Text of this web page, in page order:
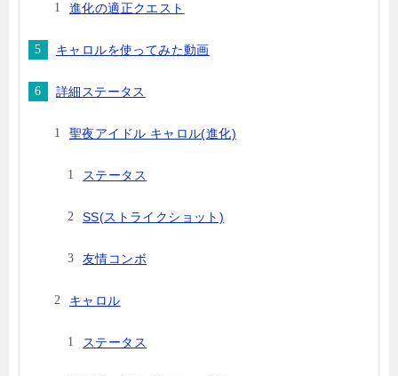
進化の適正クエスト
キャロルを使ってみた動画
詳細ステータス
聖夜アイドル キャロル(進化)
ステータス
SS(ストライクショット)
友情コンボ
キャロル
ステータス